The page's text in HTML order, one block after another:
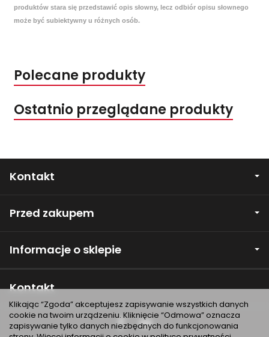
produktów stara się przedstawić opis słowny, lecz odbiór opisu słownego
może być subiektywny u różnych osób.
Polecane produkty
Ostatnio przeglądane produkty
Kontakt
Przed zakupem
Informacje o sklepie
Kontakt
Klikając “Zgoda” akceptujesz zapisywanie wszystkich danych
cookie na twoim urządzeniu. Kliknięcie “Odmowa” oznacza
zapisywanie tylko danych niezbędnych do funkcjonowania